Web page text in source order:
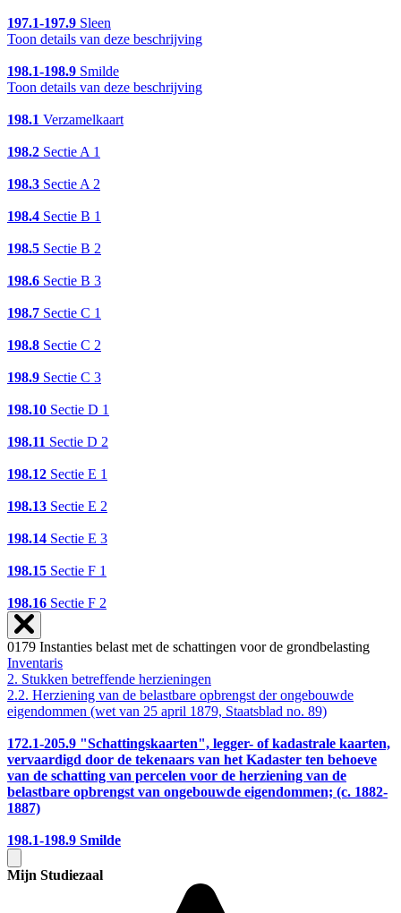
197.1-197.9 Sleen
Toon details van deze beschrijving
198.1-198.9 Smilde
Toon details van deze beschrijving
198.1 Verzamelkaart
198.2 Sectie A 1
198.3 Sectie A 2
198.4 Sectie B 1
198.5 Sectie B 2
198.6 Sectie B 3
198.7 Sectie C 1
198.8 Sectie C 2
198.9 Sectie C 3
198.10 Sectie D 1
198.11 Sectie D 2
198.12 Sectie E 1
198.13 Sectie E 2
198.14 Sectie E 3
198.15 Sectie F 1
198.16 Sectie F 2
0179 Instanties belast met de schattingen voor de grondbelasting
Inventaris
2. Stukken betreffende herzieningen
2.2. Herziening van de belastbare opbrengst der ongebouwde
eigendommen (wet van 25 april 1879, Staatsblad no. 89)
172.1-205.9 "Schattingskaarten", legger- of kadastrale kaarten,
vervaardigd door de tekenaars van het Kadaster ten behoeve
van de schatting van percelen voor de herziening van de
belastbare opbrengst van ongebouwde eigendommen; (c. 1882-
1887)
198.1-198.9 Smilde
Mijn Studiezaal